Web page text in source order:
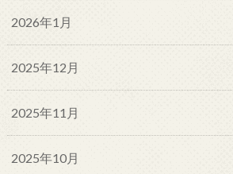
2026年1月
2025年12月
2025年11月
2025年10月